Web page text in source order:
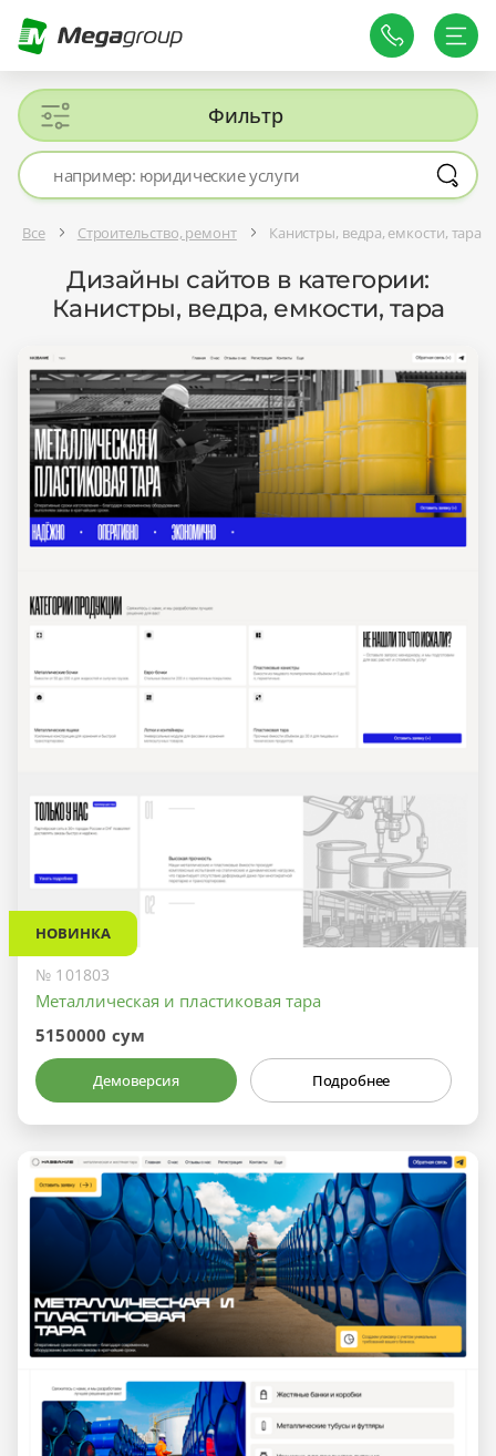
Фильтр
Все Строительство, ремонт Канистры, ведра, емкости, тара
Дизайны сайтов в категории:
Канистры, ведра, емкости, тара
НОВИНКА
№ 101803
Металлическая и пластиковая тара
5150000 сум
Демоверсия Подробнее